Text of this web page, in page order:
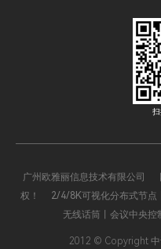
未有的变革，重塑着我们对
声音传输和接收的认知。
广州欧雅丽信息技术有限公司
权！ 2/4/8K可视化分布式节点
无线话筒丨会议中央控
2012 © Copyright 中